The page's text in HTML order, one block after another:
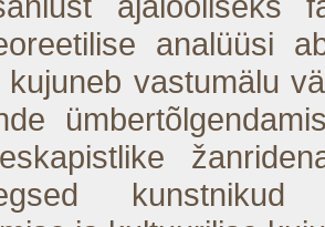
analüüsi
kujuneb vastumälu